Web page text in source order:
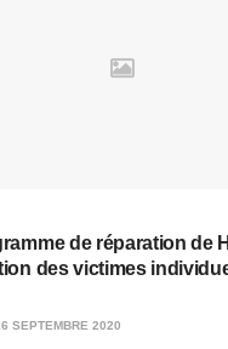
de réparation de
des victimes
SEPTEMBRE 2020